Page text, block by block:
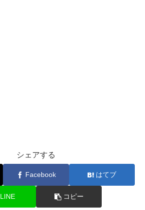
シェアする
Facebook はてブ
LINE コピー